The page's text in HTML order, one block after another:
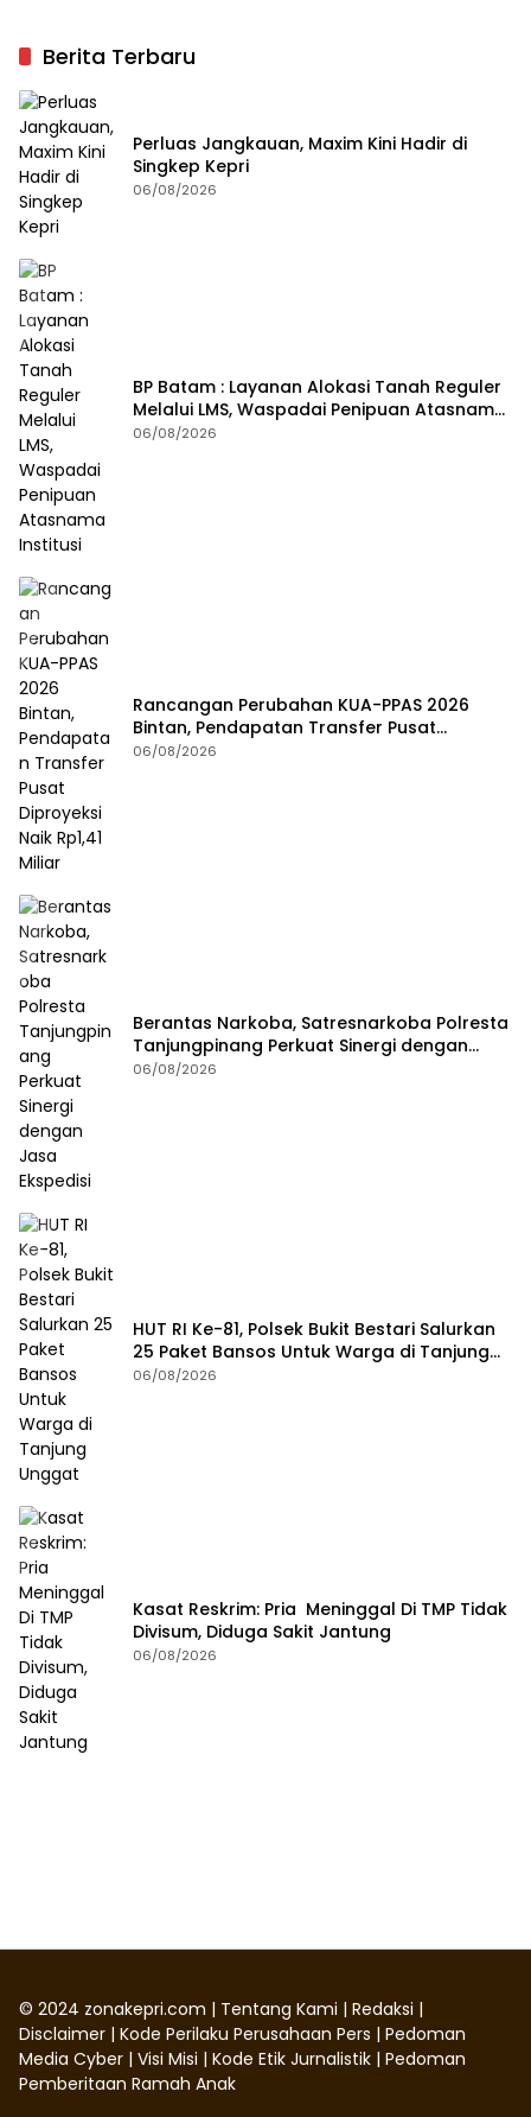
Berita Terbaru
Perluas Jangkauan, Maxim Kini Hadir di
Singkep Kepri
06/08/2026
BP Batam : Layanan Alokasi Tanah Reguler
Melalui LMS, Waspadai Penipuan Atasnama
Institusi
06/08/2026
Rancangan Perubahan KUA-PPAS 2026
Bintan, Pendapatan Transfer Pusat
Diproyeksi Naik Rp1,41 Miliar
06/08/2026
Berantas Narkoba, Satresnarkoba Polresta
Tanjungpinang Perkuat Sinergi dengan
Jasa Ekspedisi
06/08/2026
HUT RI Ke-81, Polsek Bukit Bestari Salurkan
25 Paket Bansos Untuk Warga di Tanjung
Unggat
06/08/2026
Kasat Reskrim: Pria Meninggal Di TMP Tidak
Divisum, Diduga Sakit Jantung
06/08/2026
© 2024 zonakepri.com | Tentang Kami | Redaksi |
Disclaimer | Kode Perilaku Perusahaan Pers | Pedoman
Media Cyber | Visi Misi | Kode Etik Jurnalistik | Pedoman
Pemberitaan Ramah Anak